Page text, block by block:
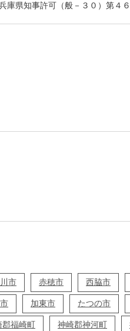
県知事許可（般－３０）第４６
市 赤穂市 西脇市
加東市 たつの市
福崎町 神崎郡神河町